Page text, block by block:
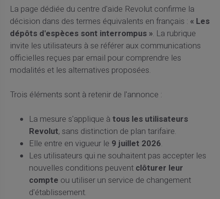
La page dédiée du centre d'aide Revolut confirme la
décision dans des termes équivalents en français : « Les
dépôts d'espèces sont interrompus ». La rubrique
invite les utilisateurs à se référer aux communications
officielles reçues par email pour comprendre les
modalités et les alternatives proposées.
Trois éléments sont à retenir de l'annonce :
La mesure s'applique à tous les utilisateurs
Revolut, sans distinction de plan tarifaire.
Elle entre en vigueur le 9 juillet 2026.
Les utilisateurs qui ne souhaitent pas accepter les
nouvelles conditions peuvent clôturer leur
compte ou utiliser un service de changement
d'établissement.